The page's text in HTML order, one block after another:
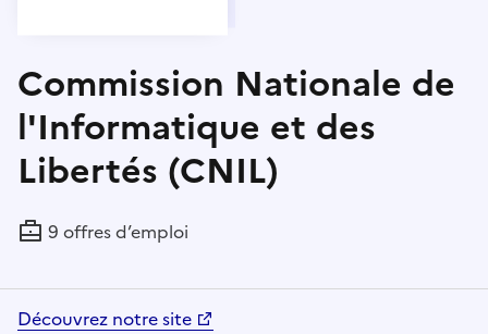
Commission Nationale de
l'Informatique et des
Libertés (CNIL)
9 offres d’emploi
Découvrez notre site